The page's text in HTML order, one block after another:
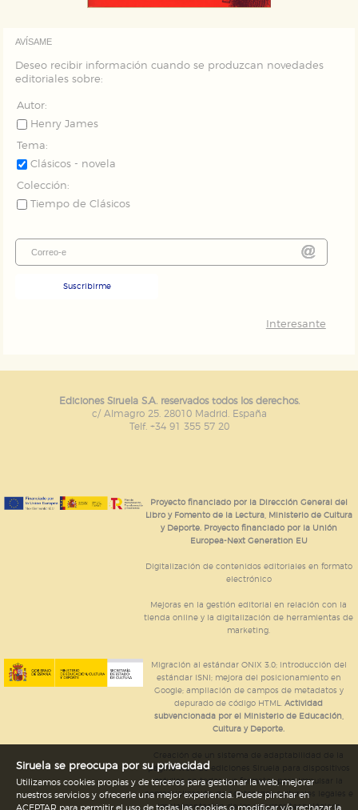
AVÍSAME
Deseo recibir información cuando se produzcan novedades
editoriales sobre:
Autor:
Henry James
Tema:
Clásicos - novela
Colección:
Tiempo de Clásicos
Suscribirme
Interesante
Ediciones Siruela S.A. reservados todos los derechos.
c/ Almagro 25. 28010 Madrid. España
Telf. +34 91 355 57 20
Proyecto financiado por la Dirección General del
Libro y Fomento de la Lectura, Ministerio de Cultura
y Deporte. Proyecto financiado por la Unión
Europea-Next Generation EU
Digitalización de contenidos editoriales en formato
electrónico
Mejoras en la gestión editorial en relación con la
tienda online y la digitalización de herramientas de
marketing.
Migración al estándar ONIX 3.0; introducción del
estándar ISNI; mejora del posicionamiento en
Google; ampliación de campos de metadatos y
depurado de código HTML.Actividad
subvencionada por el Ministerio de Educación,
Cultura y Deporte.
página web de ediciones Siruela para dispositivos
móviles en todos sus formatos para impulsar la
comercialización de contenidos culturales legales e
implementación de los recursos tecnológicos
Siruela se preocupa por su privacidad
Utilizamos cookies propias y de terceros para gestionar la web, mejorar
nuestros servicios y ofrecerle una mejor experiencia. Puede pinchar en
ACEPTAR para permitir el uso de todas las cookies o modificar y/o rechazar la